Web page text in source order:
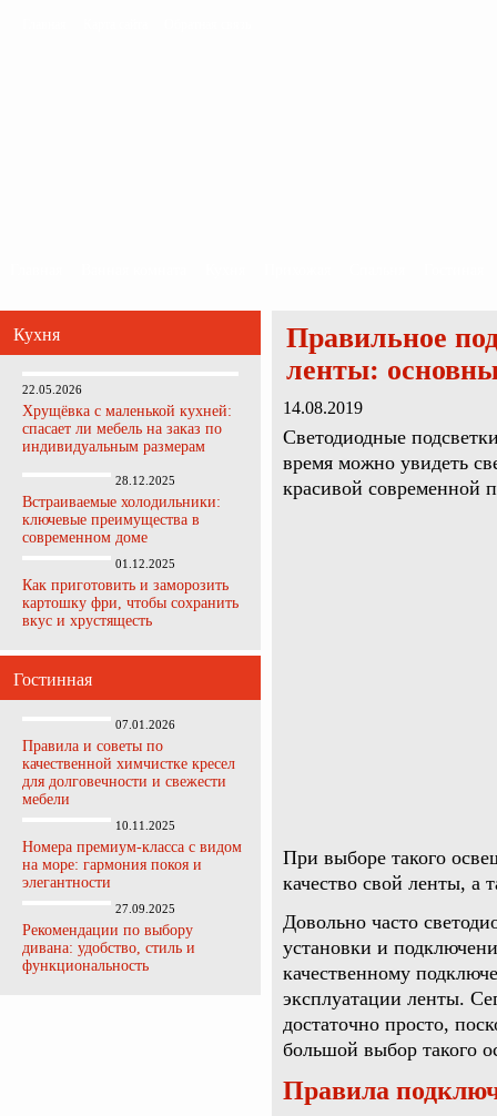
Кухня
22.05.2026
Хрущёвка с маленькой кухней:
спасает ли мебель на заказ по
индивидуальным размерам
28.12.2025
Встраиваемые холодильники:
ключевые преимущества в
современном доме
01.12.2025
Как приготовить и заморозить
картошку фри, чтобы сохранить
вкус и хрустящесть
Гостинная
07.01.2026
Правила и советы по
качественной химчистке кресел
для долговечности и свежести
мебели
10.11.2025
Номера премиум-класса с видом
на море: гармония покоя и
элегантности
27.09.2025
Рекомендации по выбору
дивана: удобство, стиль и
функциональность
Правильное
ленты:
14.08.2019
Светодиодные
время можно увидеть
красивой современной
При выборе такого
качество свой ленты, а
Довольно часто
установки и
качественному
эксплуатации ленты.
достаточно просто,
большой выбор такого
Правила